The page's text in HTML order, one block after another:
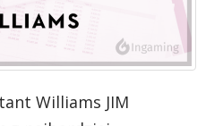
Williams JIM